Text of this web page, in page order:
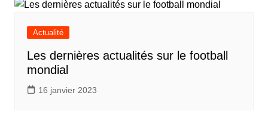
Actualité
Les dernières actualités sur le football
mondial
16 janvier 2023